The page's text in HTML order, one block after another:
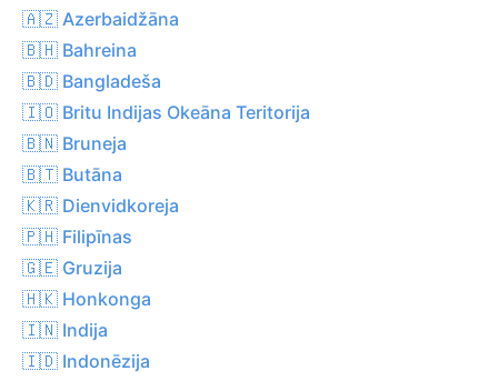
🇦🇿 Azerbaidžāna
🇧🇭 Bahreina
🇧🇩 Bangladeša
🇮🇴 Britu Indijas Okeāna Teritorija
🇧🇳 Bruneja
🇧🇹 Butāna
🇰🇷 Dienvidkoreja
🇵🇭 Filipīnas
🇬🇪 Gruzija
🇭🇰 Honkonga
🇮🇳 Indija
🇮🇩 Indonēzija